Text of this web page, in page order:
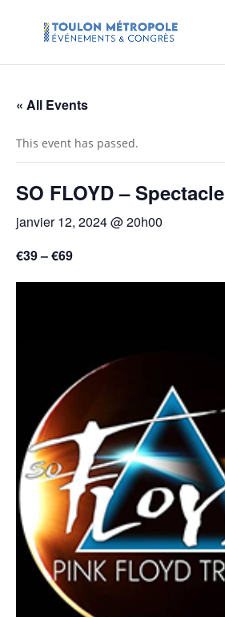
« All Events
This event has passed.
SO FLOYD – Spectacle
janvier 12, 2024 @ 20h00
€39 – €69